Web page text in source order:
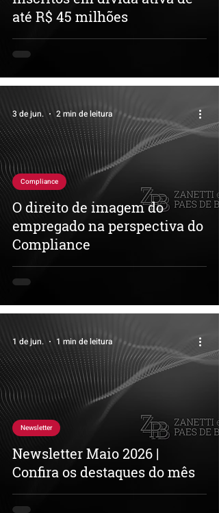
até R$ 45 milhões
O direito de imagem do
empregado na perspectiva do
Compliance
Compliance
3 de jun. 2 min de leitura
Newsletter Maio 2026 |
Confira os destaques do mês
Newsletter
1 de jun. 1 min de leitura